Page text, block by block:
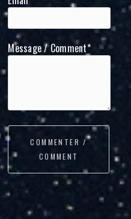
Message / Comment*
COMMENTER /
COMMENT